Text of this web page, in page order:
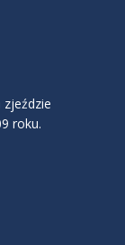
roku.